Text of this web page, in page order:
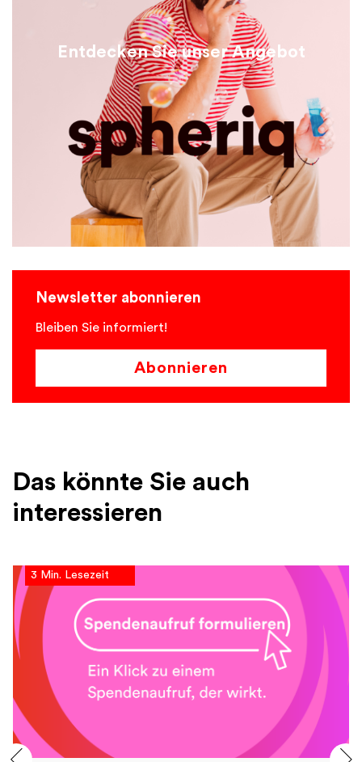
Entdecken Sie unser Angebot
Newsletter abonnieren
Bleiben Sie informiert!
Abonnieren
Das könnte Sie auch
interessieren
3 Min. Lesezeit